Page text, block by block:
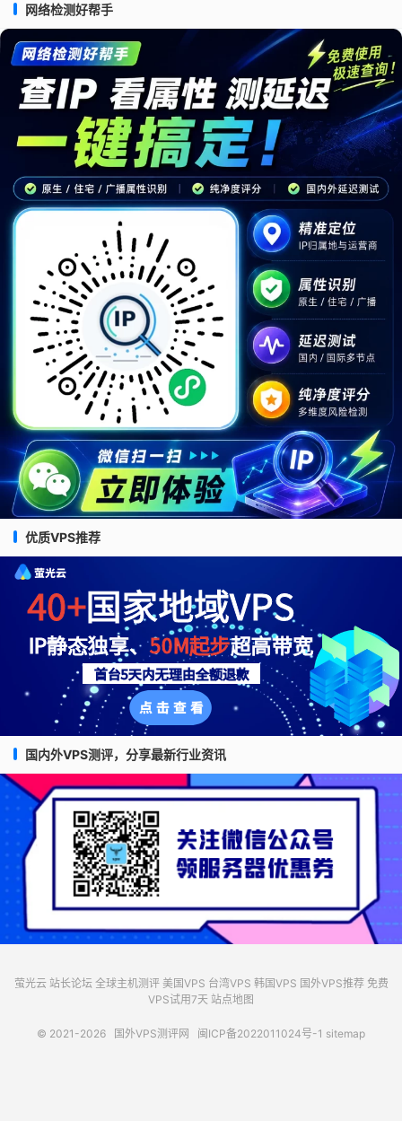
网络检测好帮手
优质VPS推荐
国内外VPS测评，分享最新行业资讯
萤光云 站长论坛 全球主机测评 美国VPS 台湾VPS 韩国VPS 国外VPS推荐 免费
VPS试用7天 站点地图
© 2021-2026 国外VPS测评网 闽ICP备2022011024号-1 sitemap